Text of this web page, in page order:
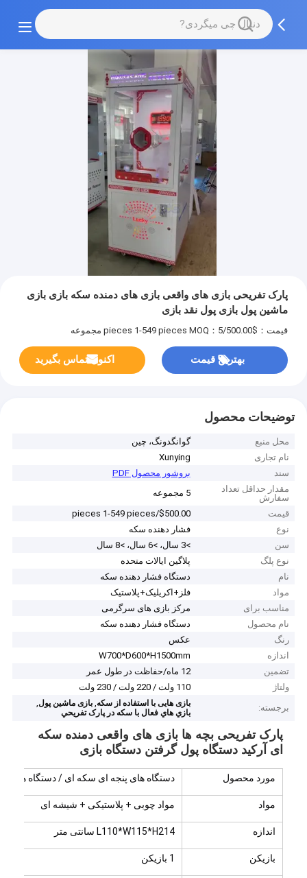
پارک تفریحی بازی های واقعی بازی های دمنده سکه بازی بازی
ماشین پول بازی پول نقد بازی
قیمت：$500.00/pieces 1-549 pieces MOQ：5 مجموعه
بهترین قیمت اکنون تماس بگیرید
توضیحات محصول
محل منبع
گوانگدونگ، چین
نام تجاری
Xunying
سند
بروشور محصول PDF
مقدار حداقل تعداد
سفارش
5 مجموعه
قیمت
$500.00/pieces 1-549 pieces
نوع
فشار دهنده سکه
سن
>3 سال، >6 سال، >8 سال
نوع پلگ
پلاگین ایالات متحده
نام
دستگاه فشار دهنده سکه
مواد
فلز+اکریلیک+پلاستیک
مناسب برای
مرکز بازی های سرگرمی
نام محصول
دستگاه فشار دهنده سکه
رنگ
عکس
اندازه
W700*D600*H1500mm
تضمین
12 ماه/حفاظت در طول عمر
ولتاژ
110 ولت / 220 ولت / 230 ولت
برجسته:
بازی هایی با استفاده از سکه,بازی ماشین پول,
بازي هاي فعال با سکه در پارک تفريحي
پارک تفریحی بچه ها بازی های واقعی دمنده سکه
ای آرکید دستگاه پول گرفتن دستگاه بازی
مورد محصول دستگاه های پنجه ای سکه ای / دستگاه های
مواد مواد چوبی + پلاستیکی + شیشه ای
اندازه L110*W115*H214 سانتی متر
بازیکن 1 بازیکن